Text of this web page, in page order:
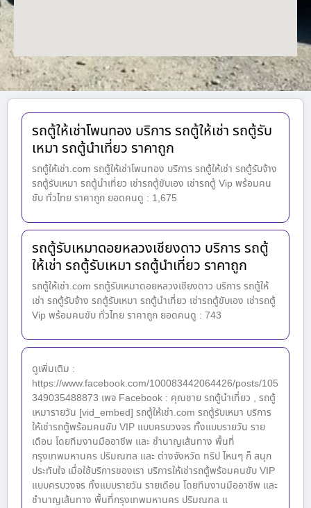
รถตู้ให้เช่าโพนทอง บริการ รถตู้ให้เช่า รถตู้รับ
เหมา รถตู้นำเที่ยว ราคาถูก
รถตู้ให้เช่า.com รถตู้ให้เช่าโพนทอง บริการ รถตู้ให้เช่า รถตู้รับจ้าง
รถตู้รับเหมา รถตู้นำเที่ยว เช่ารถตู้ขับเอง เช่ารถตู้ Vip พร้อมคน
ขับ ทั่วไทย ราคาถูก ยอดคนดู : 1,675
รถตู้รับเหมาดอยหลวงเชียงดาว บริการ รถตู้
ให้เช่า รถตู้รับเหมา รถตู้นำเที่ยว ราคาถูก
รถตู้ให้เช่า.com รถตู้รับเหมาดอยหลวงเชียงดาว บริการ รถตู้ให้
เช่า รถตู้รับจ้าง รถตู้รับเหมา รถตู้นำเที่ยว เช่ารถตู้ขับเอง เช่ารถตู้
Vip พร้อมคนขับ ทั่วไทย ราคาถูก ยอดคนดู : 743
ดูเพิ่มเติม :
https://www.facebook.com/100083442064426/posts/105
349035488873 เพจ Facebook : คุณชาย รถตู้นำเที่ยว , รถตู้
เหมารายวัน [vid_embed] รถตู้ให้เช่า.com รถตู้รับเหมา บริการ
ให้เช่ารถตู้พร้อมคนขับ VIP แบบครบวงจร ทั้งแบบรายวัน ราย
เดือน โดยทีมงานมืออาชีพ และ ชำนาญเส้นทาง พื้นที่
กรุงเทพมหานคร ปริมณฑล และ ต่างจังหวัด ทริป ไหนๆ ก็ สนุก
ประทับใจ เมื่อใช้บริการของเรา บริการให้เช่ารถตู้พร้อมคนขับ VIP
แบบครบวงจร ทั้งแบบรายวัน รายเดือน โดยทีมงานมืออาชีพ และ
ชำนาญเส้นทาง พื้นที่กรุงเทพมหานคร ปริมณฑล แ